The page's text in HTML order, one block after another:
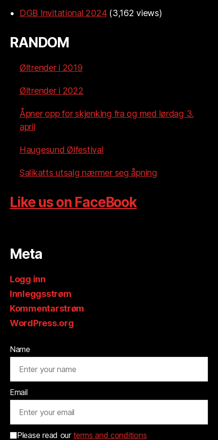
DGB Invitational 2024 (3,162 views)
RANDOM
Øltrender i 2019
Øltrender i 2022
Åpner opp for skjenking fra og med lørdag 3.
april
Haugesund Ølfestival
Salikatts utsalg nærmer seg åpning
Like us on FaceBook
Meta
Logg inn
Innleggsstrøm
Kommentarstrøm
WordPress.org
Name
Email
Please read our terms and conditions